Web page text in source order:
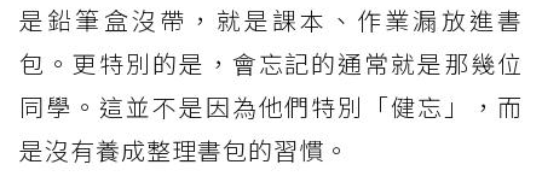
是鉛筆盒沒帶，就是課本、作業漏放進書
包。更特別的是，會忘記的通常就是那幾位
同學。這並不是因為他們特別「健忘」，而
是沒有養成整理書包的習慣。